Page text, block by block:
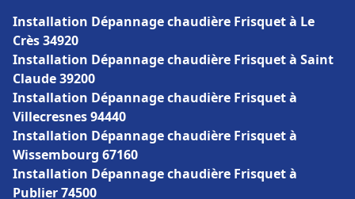
Installation Dépannage chaudière Frisquet à Le
Crès 34920
Installation Dépannage chaudière Frisquet à Saint
Claude 39200
Installation Dépannage chaudière Frisquet à
Villecresnes 94440
Installation Dépannage chaudière Frisquet à
Wissembourg 67160
Installation Dépannage chaudière Frisquet à
Publier 74500